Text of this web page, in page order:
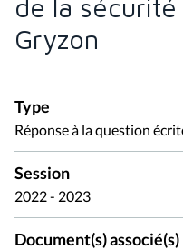
de la
Gryzon
Type
Réponse à la question
Session
2022 - 2023
Document(s) associé(s)